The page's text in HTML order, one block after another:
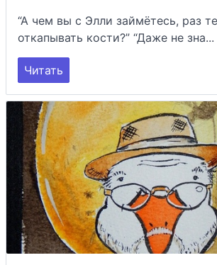
“А чем вы с Элли займётесь, раз
откапывать кости?” “Даже не зна...
Читать